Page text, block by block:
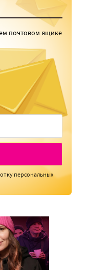
почтовом ящике
персональных